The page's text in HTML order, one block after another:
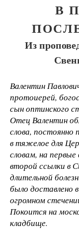
В
Из
Валентин
протоиерей,
сын оптинского
Отец Валентин
слова, постоянно
в тяжелое для
словам, на
второй ссылки в
длительной
было доставлено
огромном
Покоится на
кладбище.